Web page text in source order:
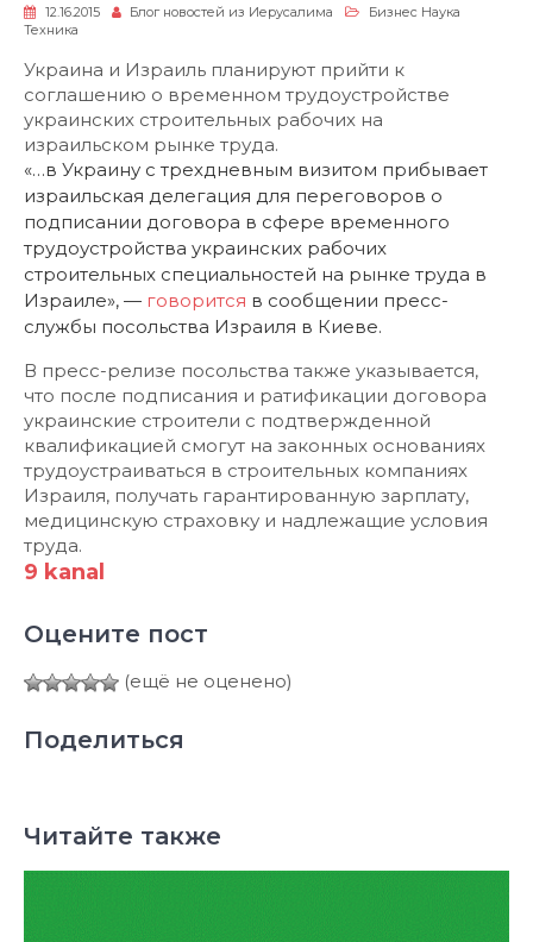
12.16.2015 Блог новостей из Иерусалима
Бизнес Наука
Техника
Украина и Израиль планируют прийти к
соглашению о временном трудоустройстве
украинских строительных рабочих на
израильском рынке труда.
«…в Украину с трехдневным визитом прибывает
израильская делегация для переговоров о
подписании договора в сфере временного
трудоустройства украинских рабочих
строительных специальностей на рынке труда в
Израиле», — говорится в сообщении пресс-
службы посольства Израиля в Киеве.
В пресс-релизе посольства также указывается,
что после подписания и ратификации договора
украинские строители с подтвержденной
квалификацией смогут на законных основаниях
трудоустраиваться в строительных компаниях
Израиля, получать гарантированную зарплату,
медицинскую страховку и надлежащие условия
труда.
9 kanal
Оцените пост
(ещё не оценено)
Поделиться
Читайте также